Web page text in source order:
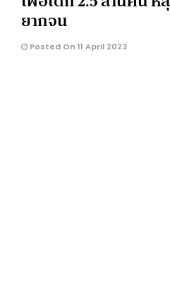
ยากจน
Posted On 11 April 2023